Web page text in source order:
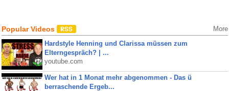
Popular Videos More
Hardstyle Henning und Clarissa müssen zum
Elterngespräch? | ...
youtube.com
Wer hat in 1 Monat mehr abgenommen - Das ü
berraschende Ergeb...